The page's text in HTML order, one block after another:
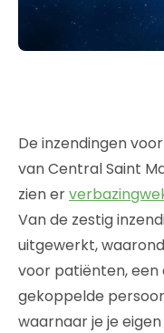
De inzendingen
van Central Saint
zien er
Van de zestig
uitgewerkt,
voor patiënten,
gekoppelde
waarnaar je je